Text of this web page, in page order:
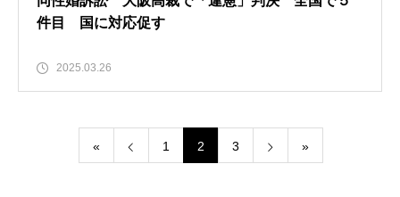
件目 国に対応促す
2025.03.26
« 1 2 3 »